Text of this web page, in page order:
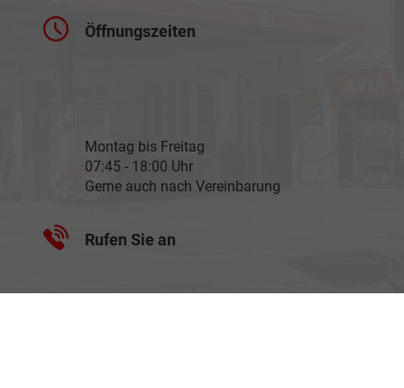
Öffnungszeiten
Montag bis Freitag
07:45 - 18:00 Uhr
Gerne auch nach Vereinbarung
Rufen Sie an